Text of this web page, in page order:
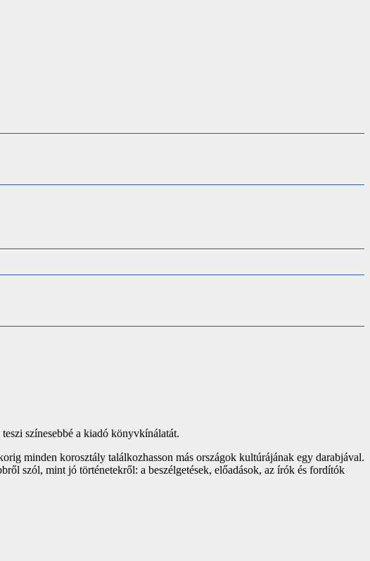
színesebbé a kiadó könyvkínálatát.
minden korosztály találkozhasson más országok kultúrájának egy darabjával.
szól, mint jó történetekről: a beszélgetések, előadások, az írók és fordítók